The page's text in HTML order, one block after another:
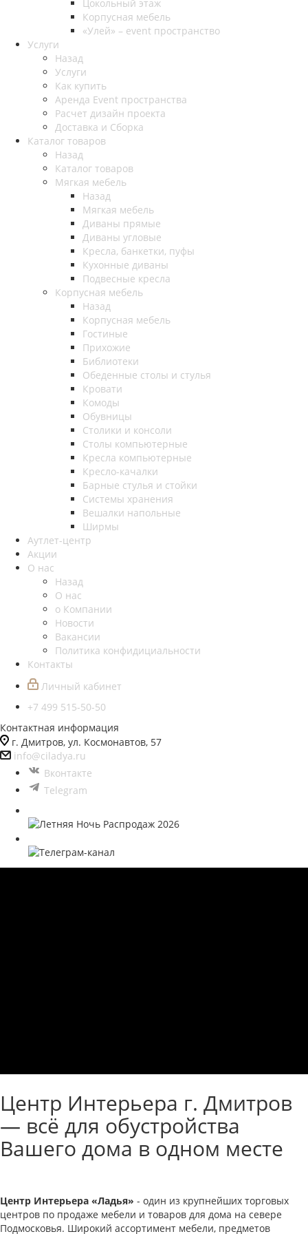
Цокольный этаж
Корпусная мебель
«Улей» – event пространство
Услуги
Назад
Услуги
Как купить
Аренда Event пространства
Расчет дизайн проекта
Доставка и Сборка
Каталог товаров
Назад
Каталог товаров
Мягкая мебель
Назад
Мягкая мебель
Диваны прямые
Диваны угловые
Кресла, банкетки, пуфы
Кухонные диваны
Подвесные кресла
Корпусная мебель
Назад
Корпусная мебель
Гостиные
Прихожие
Библиотеки
Обеденные столы и стулья
Кровати
Комоды
Обувницы
Столики и консоли
Столы компьютерные
Кресла компьютерные
Кресло-качалки
Барные стулья и стойки
Системы хранения
Вешалки напольные
Ширмы
Аутлет-центр
Акции
О нас
Назад
О нас
о Компании
Новости
Вакансии
Политика конфидициальности
Контакты
Личный кабинет
+7 499 515-50-50
Контактная информация
г. Дмитров, ул. Космонавтов, 57
info@ciladya.ru
Вконтакте
Telegram
Центр Интерьера г. Дмитров
— всё для обустройства
Вашего дома в одном месте
Центр Интерьера «Ладья» - один из крупнейших торговых
центров по продаже мебели и товаров для дома на севере
Подмосковья. Широкий ассортимент мебели, предметов